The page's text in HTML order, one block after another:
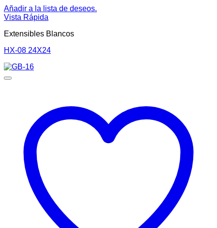
Añadir a la lista de deseos.
Vista Rápida
Extensibles Blancos
HX-08 24X24